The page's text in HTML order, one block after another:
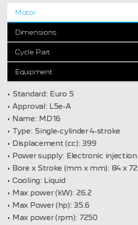
Motor
Dimensions
Cycle Part
Equipment
Standard: Euro 5
Approval: L5e-A
Name: MD16
Type: Single-cylinder 4-stroke
Displacement (cc): 399
Power supply: Electronic injection
Bore x Stroke (mm x mm): 84 x 72
Cooling: Liquid
Max power (kW): 26.2
Max Power (hp): 35.6
Max power (rpm): 7250